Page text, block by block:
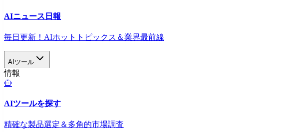
AIニュース日報
毎日更新！AIホットトピックス＆業界最前線
AIツール
情報
AIツールを探す
精確な製品選定＆多角的市場調査